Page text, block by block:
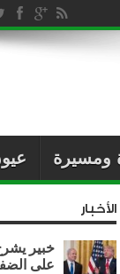
ومسيرة
الأخبار
خبير
على